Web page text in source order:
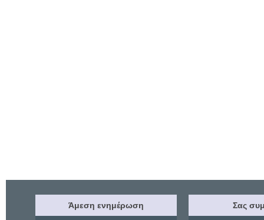
Άμεση ενημέρωση Σας